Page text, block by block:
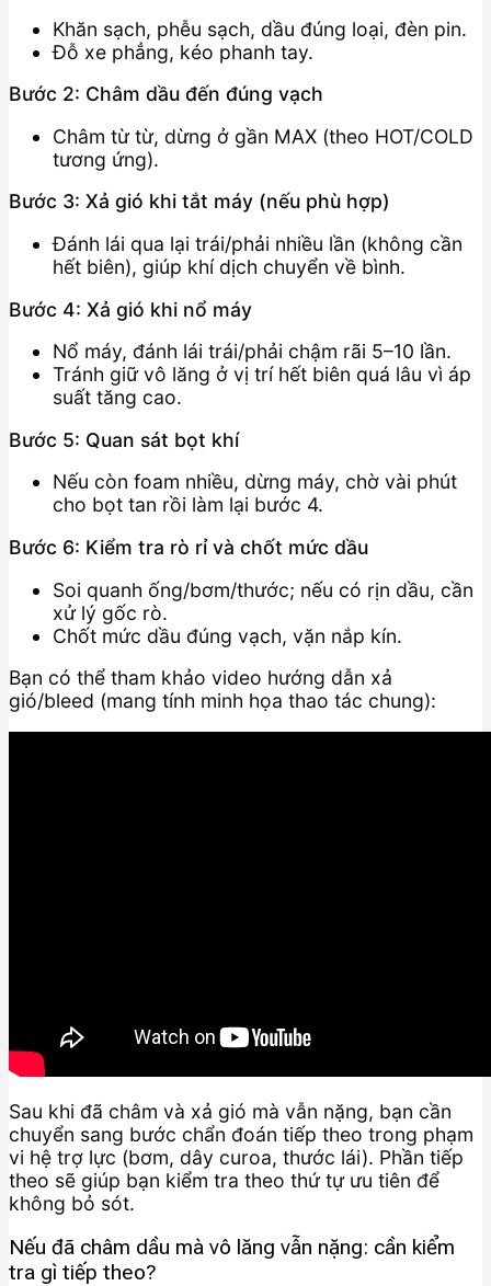
Khăn sạch, phễu sạch, dầu đúng loại, đèn pin.
Đỗ xe phẳng, kéo phanh tay.
Bước 2: Châm dầu đến đúng vạch
Châm từ từ, dừng ở gần MAX (theo HOT/COLD
tương ứng).
Bước 3: Xả gió khi tắt máy (nếu phù hợp)
Đánh lái qua lại trái/phải nhiều lần (không cần
hết biên), giúp khí dịch chuyển về bình.
Bước 4: Xả gió khi nổ máy
Nổ máy, đánh lái trái/phải chậm rãi 5–10 lần.
Tránh giữ vô lăng ở vị trí hết biên quá lâu vì áp
suất tăng cao.
Bước 5: Quan sát bọt khí
Nếu còn foam nhiều, dừng máy, chờ vài phút
cho bọt tan rồi làm lại bước 4.
Bước 6: Kiểm tra rò rỉ và chốt mức dầu
Soi quanh ống/bơm/thước; nếu có rịn dầu, cần
xử lý gốc rò.
Chốt mức dầu đúng vạch, vặn nắp kín.
Bạn có thể tham khảo video hướng dẫn xả
gió/bleed (mang tính minh họa thao tác chung):
Sau khi đã châm và xả gió mà vẫn nặng, bạn cần
chuyển sang bước chẩn đoán tiếp theo trong phạm
vi hệ trợ lực (bơm, dây curoa, thước lái). Phần tiếp
theo sẽ giúp bạn kiểm tra theo thứ tự ưu tiên để
không bỏ sót.
Nếu đã châm dầu mà vô lăng vẫn nặng: cần kiểm
tra gì tiếp theo?